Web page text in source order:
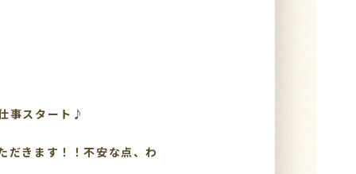
事スタート♪
だきます！！不安な点、わ